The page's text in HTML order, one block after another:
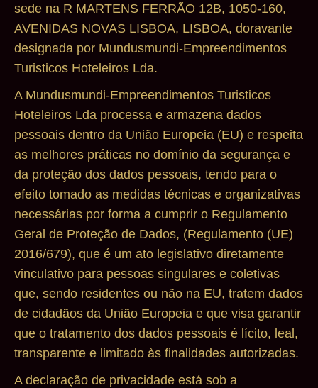
sede na R MARTENS FERRÃO 12B, 1050-160,
AVENIDAS NOVAS LISBOA, LISBOA, doravante
designada por Mundusmundi-Empreendimentos
Turisticos Hoteleiros Lda.
A Mundusmundi-Empreendimentos Turisticos
Hoteleiros Lda processa e armazena dados
pessoais dentro da União Europeia (EU) e respeita
as melhores práticas no domínio da segurança e
da proteção dos dados pessoais, tendo para o
efeito tomado as medidas técnicas e organizativas
necessárias por forma a cumprir o Regulamento
Geral de Proteção de Dados, (Regulamento (UE)
2016/679), que é um ato legislativo diretamente
vinculativo para pessoas singulares e coletivas
que, sendo residentes ou não na EU, tratem dados
de cidadãos da União Europeia e que visa garantir
que o tratamento dos dados pessoais é lícito, leal,
transparente e limitado às finalidades autorizadas.
A declaração de privacidade está sob a